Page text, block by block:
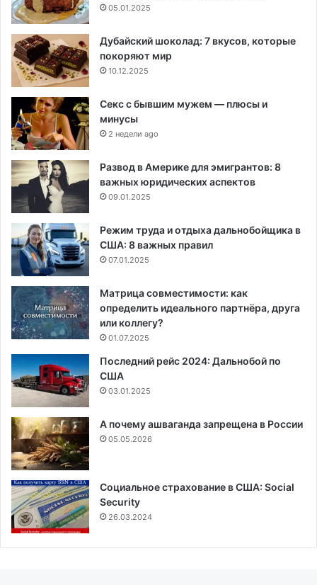
05.01.2025
Дубайский шоколад: 7 вкусов, которые
покоряют мир
10.12.2025
Секс с бывшим мужем — плюсы и
минусы
2 недели ago
Развод в Америке для эмигрантов: 8
важных юридических аспектов
09.01.2025
Режим труда и отдыха дальнобойщика в
США: 8 важных правил
07.01.2025
Матрица совместимости: как
определить идеального партнёра, друга
или коллегу?
01.07.2025
Последний рейс 2024: Дальнобой по
США
03.01.2025
А почему ашваганда запрещена в России
05.05.2026
Социальное страхование в США: Social
Security
26.03.2024